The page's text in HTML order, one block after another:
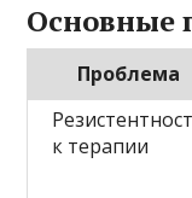
Основные
Проблема
к терапии